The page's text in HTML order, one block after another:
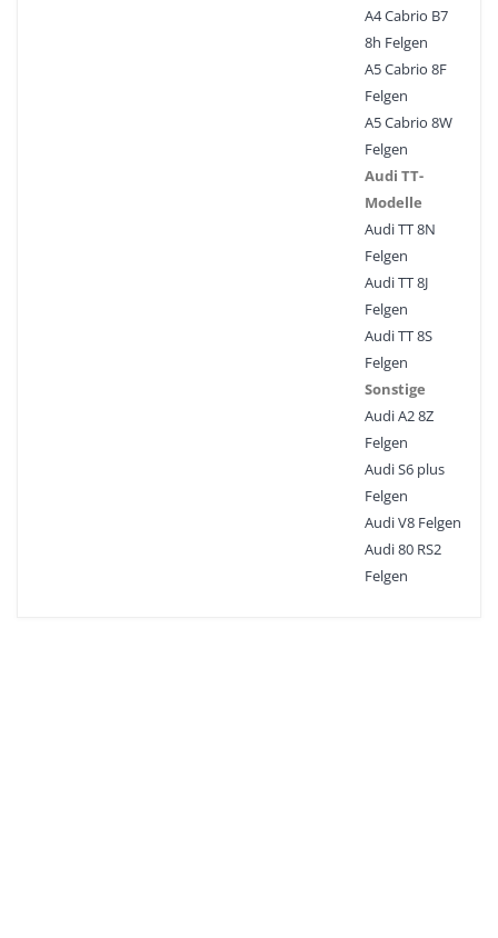
A4 Cabrio B7
8h Felgen
A5 Cabrio 8F
Felgen
A5 Cabrio 8W
Felgen
Audi TT-
Modelle
Audi TT 8N
Felgen
Audi TT 8J
Felgen
Audi TT 8S
Felgen
Sonstige
Audi A2 8Z
Felgen
Audi S6 plus
Felgen
Audi V8 Felgen
Audi 80 RS2
Felgen